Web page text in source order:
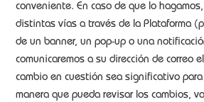
conveniente. En caso de que lo
distintas vías a través de la Plataforma
de un banner, un pop-up o una
comunicaremos a su dirección de correo
cambio en cuestión sea significativo
manera que pueda revisar los cambios,